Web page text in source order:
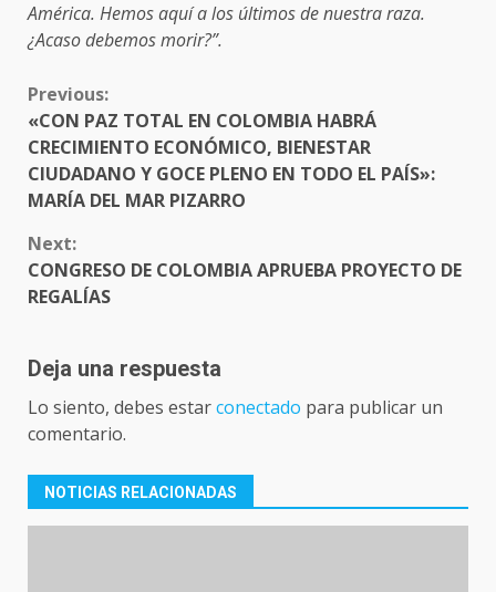
América. Hemos aquí a los últimos de nuestra raza.
¿Acaso debemos morir?”.
CONTINUE
READING
Previous:
«CON PAZ TOTAL EN COLOMBIA HABRÁ
CRECIMIENTO ECONÓMICO, BIENESTAR
CIUDADANO Y GOCE PLENO EN TODO EL PAÍS»:
MARÍA DEL MAR PIZARRO
Next:
CONGRESO DE COLOMBIA APRUEBA PROYECTO DE
REGALÍAS
Deja una respuesta
Lo siento, debes estarconectado para publicar un
comentario.
NOTICIAS RELACIONADAS